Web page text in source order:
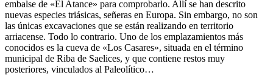
embalse de «El Atance» para comprobarlo. Allí se han descrito
nuevas especies triásicas, señeras en Europa. Sin embargo, no son
las únicas excavaciones que se están realizando en territorio
arriacense. Todo lo contrario. Uno de los emplazamientos más
conocidos es la cueva de «Los Casares», situada en el término
municipal de Riba de Saelices, y que contiene restos muy
posteriores, vinculados al Paleolítico…